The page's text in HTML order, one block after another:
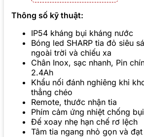
Thông số kỹ thuật:
IP54 kháng bụi kháng nước
Bóng led SHARP tia đỏ siêu
ngoài trời và chiếu xa
Chân Inox, sạc nhanh, Pin
2.4Ah
Khẩu nối đánh nghiêng khi
thẳng chéo
Remote, thước nhận tia
Phím cảm ứng nhiệt chống
Đế xoay nhẹ hạn chế rơ lệch
Tâm tia ngang nhỏ gọn và